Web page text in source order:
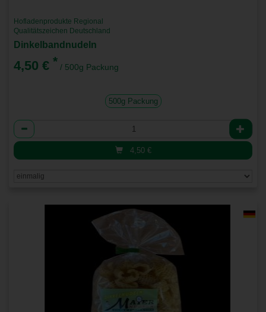
Hofladenprodukte Regional
Qualitätszeichen Deutschland
Dinkelbandnudeln
4,50 € * / 500g Packung
500g Packung
Anzahl
4,50 €